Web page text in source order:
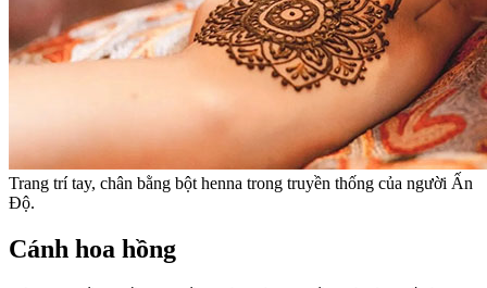
Trang trí tay, chân bằng bột henna trong truyền thống của người Ấn
Độ.
Cánh hoa hồng